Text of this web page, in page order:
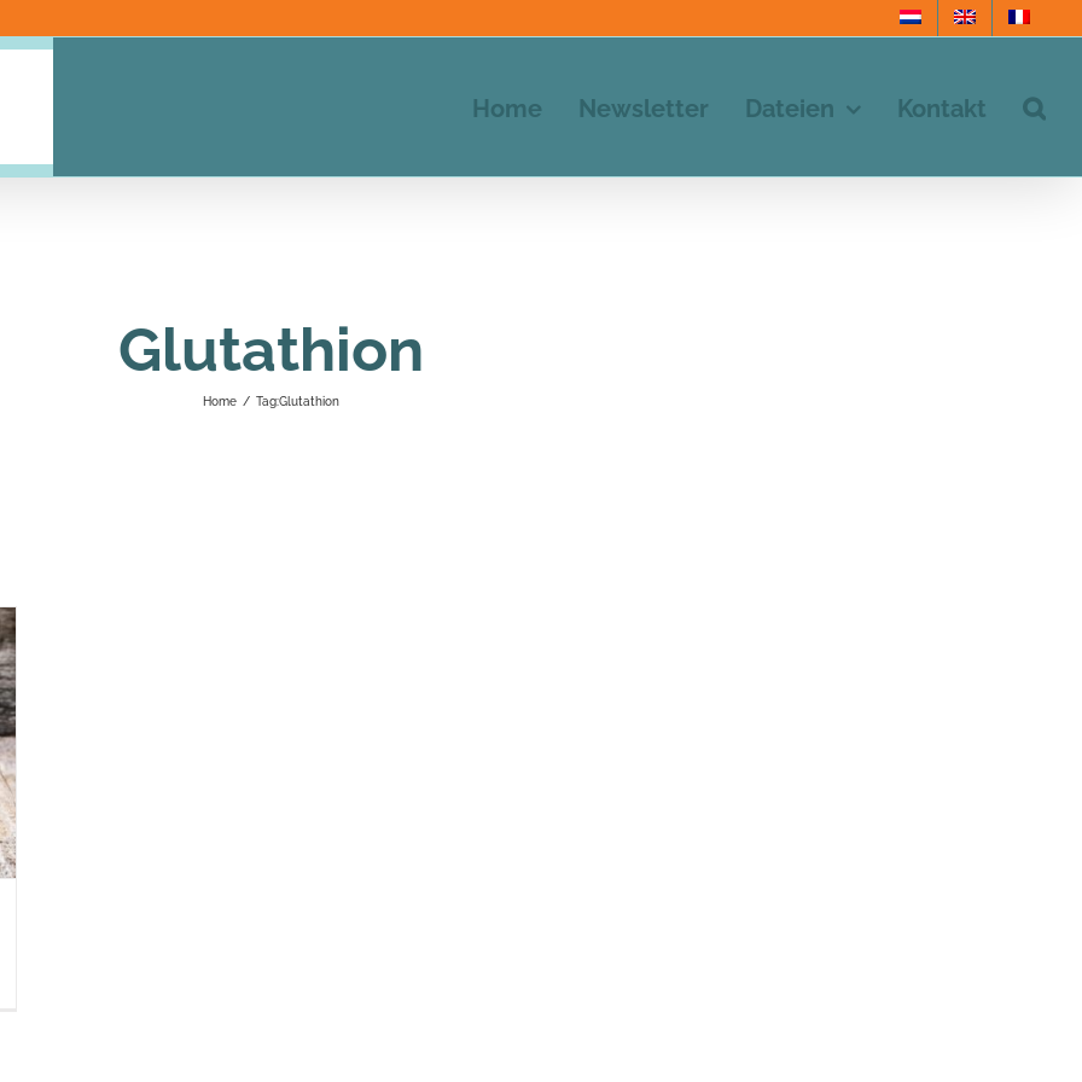
Home Newsletter Dateien Kontakt
Glutathion
Home / Tag:Glutathion